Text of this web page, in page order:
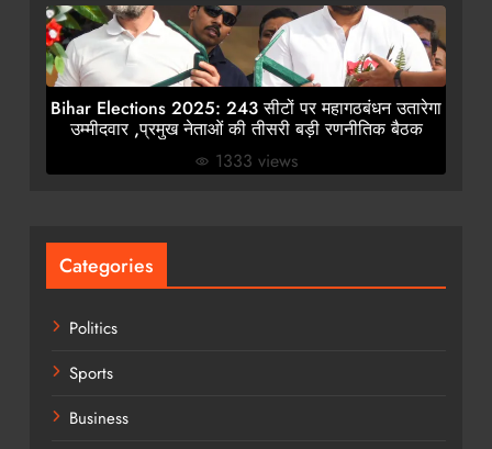
Bihar Elections 2025: 243 सीटों पर महागठबंधन उतारेगा
उम्मीदवार ,प्रमुख नेताओं की तीसरी बड़ी रणनीतिक बैठक
1333 views
Categories
Politics
Sports
Business